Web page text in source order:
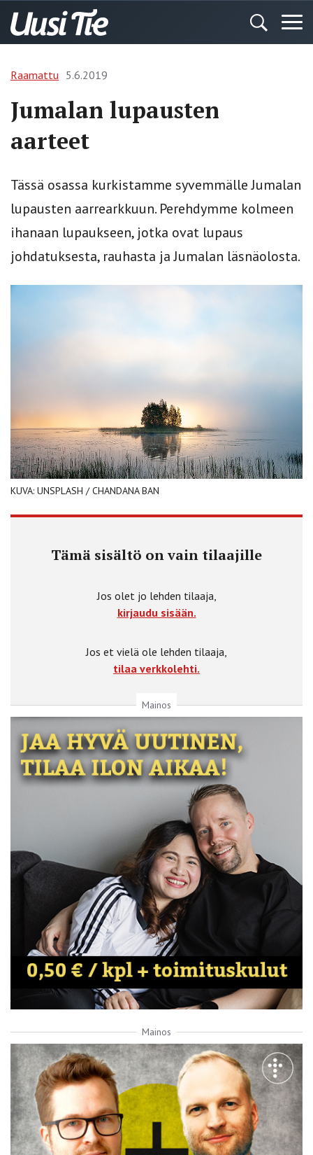
Raamattu 5.6.2019
Jumalan lupausten
aarteet
Tässä osassa kurkistamme syvemmälle Jumalan
lupausten aarrearkkuun. Perehdymme kolmeen
ihanaan lupaukseen, jotka ovat lupaus
johdatuksesta, rauhasta ja Jumalan läsnäolosta.
KUVA: UNSPLASH / CHANDANA BAN
Tämä sisältö on vain tilaajille
Jos olet jo lehden tilaaja,
kirjaudu sisään.
Jos et vielä ole lehden tilaaja,
tilaa verkkolehti.
Mainos
Mainos